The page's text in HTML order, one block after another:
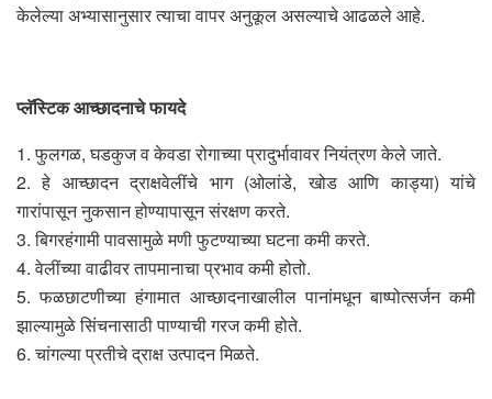
केलेल्या अभ्यासानुसार त्याचा वापर अनुकूल असल्याचे आढळले आहे.
प्लॅस्टिक आच्छादनाचे फायदे
1. फुलगळ, घडकुज व केवडा रोगाच्या प्रादुर्भावावर नियंत्रण केले जाते.
2. हे आच्छादन द्राक्षवेलींचे भाग (ओलांडे, खोड आणि काड्या) यांचे
गारांपासून नुकसान होण्यापासून संरक्षण करते.
3. बिगरहंगामी पावसामुळे मणी फुटण्याच्या घटना कमी करते.
4. वेलींच्या वाढीवर तापमानाचा प्रभाव कमी होतो.
5. फळछाटणीच्या हंगामात आच्छादनाखालील पानांमधून बाष्पोत्सर्जन कमी
झाल्यामुळे सिंचनासाठी पाण्याची गरज कमी होते.
6. चांगल्या प्रतीचे द्राक्ष उत्पादन मिळते.